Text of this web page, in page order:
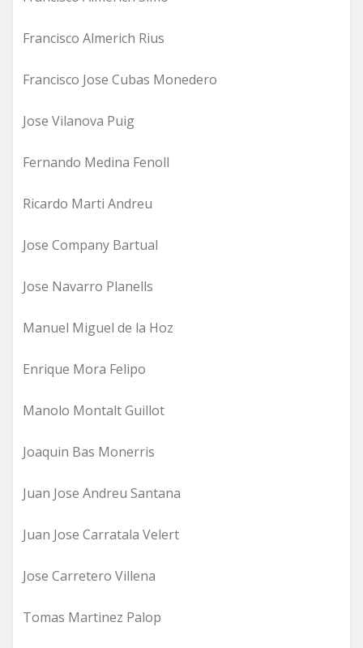
Francisco Almerich Rius
Francisco Jose Cubas Monedero
Jose Vilanova Puig
Fernando Medina Fenoll
Ricardo Marti Andreu
Jose Company Bartual
Jose Navarro Planells
Manuel Miguel de la Hoz
Enrique Mora Felipo
Manolo Montalt Guillot
Joaquin Bas Monerris
Juan Jose Andreu Santana
Juan Jose Carratala Velert
Jose Carretero Villena
Tomas Martinez Palop